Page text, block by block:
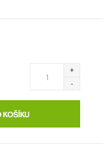
KOŠÍKU